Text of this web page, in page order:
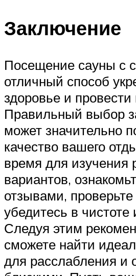
Заключение
Посещение сауны с
отличный способ
здоровье и
Правильный выбор
может значительно
качество вашего
время для изучения
вариантов,
отзывами,
убедитесь в
Следуя этим
сможете найти
для расслабления и